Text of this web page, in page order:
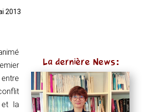
2013
la
La dernière News: